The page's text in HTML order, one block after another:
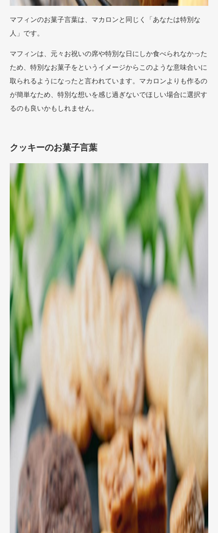
マフィンのお菓子言葉は、マカロンと同じく「あなたは特別な
人」です。
マフィンは、元々お祝いの席や特別な日にしか食べられなかった
ため、特別なお菓子をというイメージからこのような意味合いに
取られるようになったと言われています。マカロンよりも作るの
が簡単なため、特別な想いを感じ過ぎないでほしい場合に選択す
るのも良いかもしれません。
クッキーのお菓子言葉